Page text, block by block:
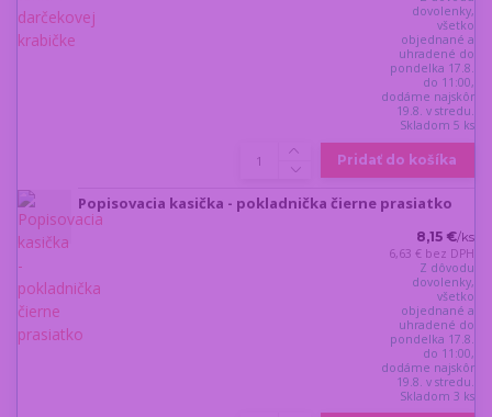
dovolenky,
všetko
objednané a
uhradené do
pondelka 17.8.
do 11:00,
dodáme najskôr
19.8. v stredu.
Skladom 5 ks
Pridať do košíka
Popisovacia kasička - pokladnička čierne prasiatko
8,15 €/ks
6,63 € bez DPH
Z dôvodu
dovolenky,
všetko
objednané a
uhradené do
pondelka 17.8.
do 11:00,
dodáme najskôr
19.8. v stredu.
Skladom 3 ks